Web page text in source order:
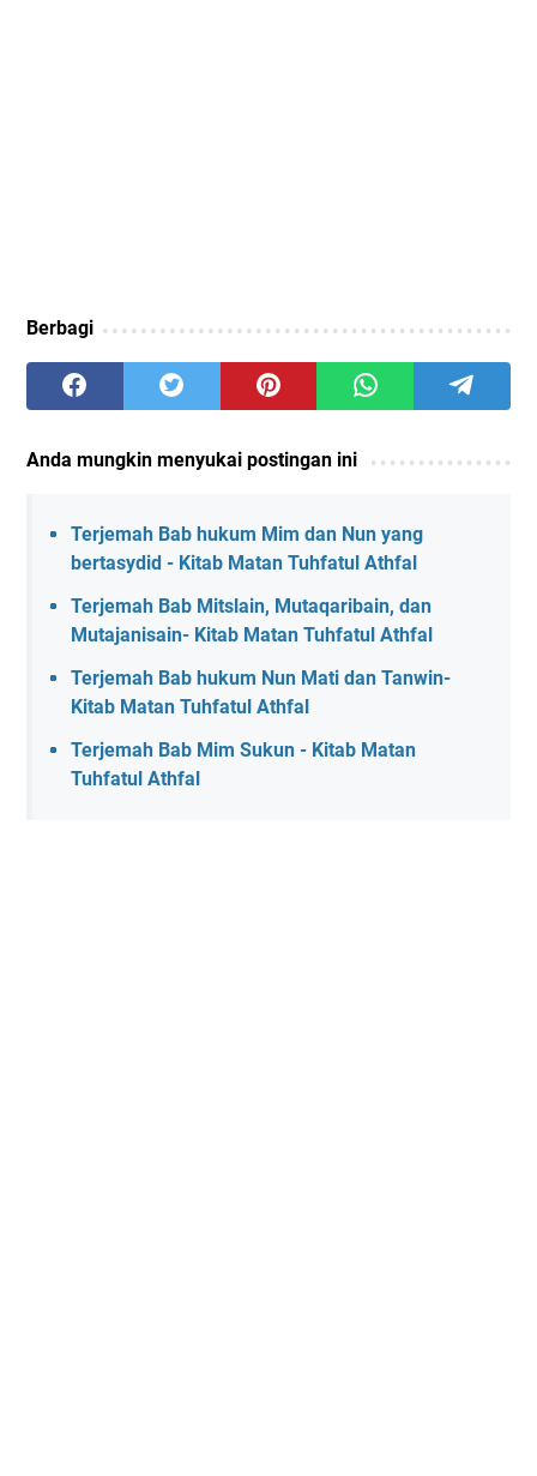
Berbagi
Anda mungkin menyukai postingan ini
Terjemah Bab hukum Mim dan Nun yang
bertasydid - Kitab Matan Tuhfatul Athfal
Terjemah Bab Mitslain, Mutaqaribain, dan
Mutajanisain- Kitab Matan Tuhfatul Athfal
Terjemah Bab hukum Nun Mati dan Tanwin-
Kitab Matan Tuhfatul Athfal
Terjemah Bab Mim Sukun - Kitab Matan
Tuhfatul Athfal